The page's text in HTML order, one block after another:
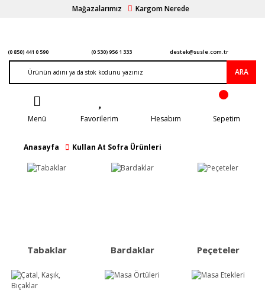
Mağazalarımız Kargom Nerede
(0 850) 441 0 590 (0 530) 956 1 333 destek@susle.com.tr
ARA
Menü Favorilerim Hesabım Sepetim
Anasayfa Kullan At Sofra Ürünleri
Tabaklar Bardaklar Peçeteler